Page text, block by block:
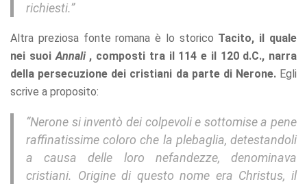
richiesti.”
Altra preziosa fonte romana è lo storico Tacito, il quale
nei suoiAnnali, composti tra il 114 e il 120 d.C., narra
della persecuzione dei cristiani da parte di Nerone.Egli
scrive a proposito:
“Nerone si inventò dei colpevoli e sottomise a pene
raffinatissime coloro che la plebaglia, detestandoli
a causa delle loro nefandezze, denominava
cristiani. Origine di questo nome era Christus, il